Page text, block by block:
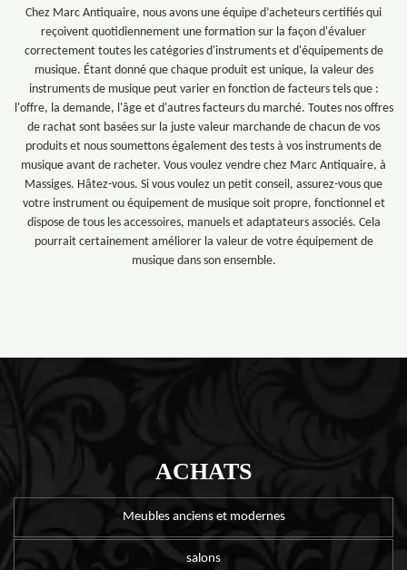
Chez Marc Antiquaire, nous avons une équipe d’acheteurs certifiés qui
reçoivent quotidiennement une formation sur la façon d'évaluer
correctement toutes les catégories d'instruments et d'équipements de
musique. Étant donné que chaque produit est unique, la valeur des
instruments de musique peut varier en fonction de facteurs tels que :
l'offre, la demande, l'âge et d'autres facteurs du marché. Toutes nos offres
de rachat sont basées sur la juste valeur marchande de chacun de vos
produits et nous soumettons également des tests à vos instruments de
musique avant de racheter. Vous voulez vendre chez Marc Antiquaire, à
Massiges. Hâtez-vous. Si vous voulez un petit conseil, assurez-vous que
votre instrument ou équipement de musique soit propre, fonctionnel et
dispose de tous les accessoires, manuels et adaptateurs associés. Cela
pourrait certainement améliorer la valeur de votre équipement de
musique dans son ensemble.
ACHATS
Meubles anciens et modernes
salons